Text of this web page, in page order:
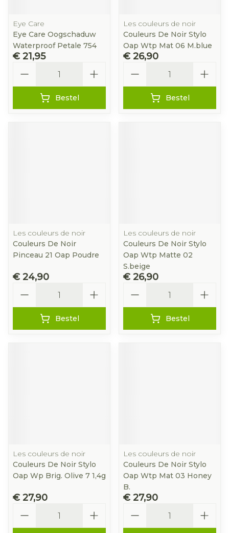
Eye Care
Eye Care Oogschaduw
Waterproof Petale 754
€ 21,95
Bestel
Les couleurs de noir
Couleurs De Noir Stylo
Oap Wtp Mat 06 M.blue
€ 26,90
Bestel
Les couleurs de noir
Couleurs De Noir
Pinceau 21 Oap Poudre
€ 24,90
Bestel
Les couleurs de noir
Couleurs De Noir Stylo
Oap Wtp Matte 02
S.beige
€ 26,90
Bestel
Les couleurs de noir
Couleurs De Noir Stylo
Oap Wp Brig. Olive 7 1,4g
€ 27,90
Les couleurs de noir
Couleurs De Noir Stylo
Oap Wtp Mat 03 Honey
B.
€ 27,90